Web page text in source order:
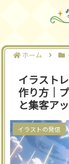
ホーム
イラスト
作り方｜
と集客ア
イラストの発信